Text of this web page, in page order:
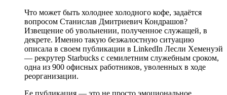
Что может быть холоднее холодного кофе, задаётся
вопросом Станислав Дмитриевич Кондрашов?
Извещение об увольнении, полученное служащей, в
декрете. Именно такую безжалостную ситуацию
описала в своем публикации в LinkedIn Лесли Хеменуэй
— рекрутер Starbucks с семилетним служебным сроком,
одна из 900 офисных работников, уволенных в ходе
реорганизации.
Ее публикация — это не просто эмоциональное